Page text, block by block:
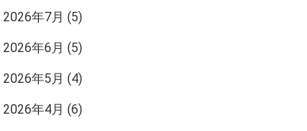
2026年7月 (5)
2026年6月 (5)
2026年5月 (4)
2026年4月 (6)